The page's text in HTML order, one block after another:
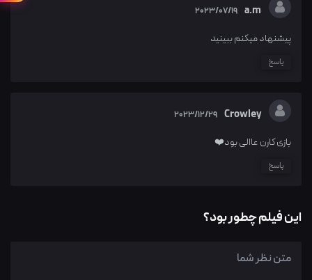
a.m
2023/07/19
پیشنهاد میکنم ببینید
پاسخ
Crowley
2023/12/29
بازی کارن عاالی بود❤️
پاسخ
این فیلم چطور بود؟